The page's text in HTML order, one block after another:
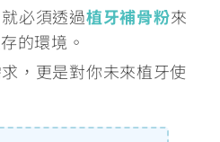
必須透過植牙補骨粉來
的環境。
，更是對你未來植牙使